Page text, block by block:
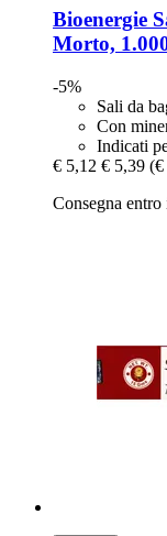
Bioenergie
Morto,
-5%
Sali da
Con
Indicati
€ 5,12 € 5,39 (€
Consegna